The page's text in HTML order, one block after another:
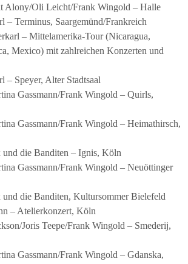
Alony/Oli Leicht/Frank Wingold – Halle
– Terminus, Saargemünd/Frankreich
– Mittelamerika-Tour (Nicaragua,
Mexico) mit zahlreichen Konzerten und
– Speyer, Alter Stadtsaal
Gassmann/Frank Wingold – Quirls,
Gassmann/Frank Wingold – Heimathirsch,
und die Banditen – Ignis, Köln
Gassmann/Frank Wingold – Neuöttinger
die Banditen, Kultursommer Bielefeld
– Atelierkonzert, Köln
Joris Teepe/Frank Wingold – Smederij,
Gassmann/Frank Wingold – Gdanska,